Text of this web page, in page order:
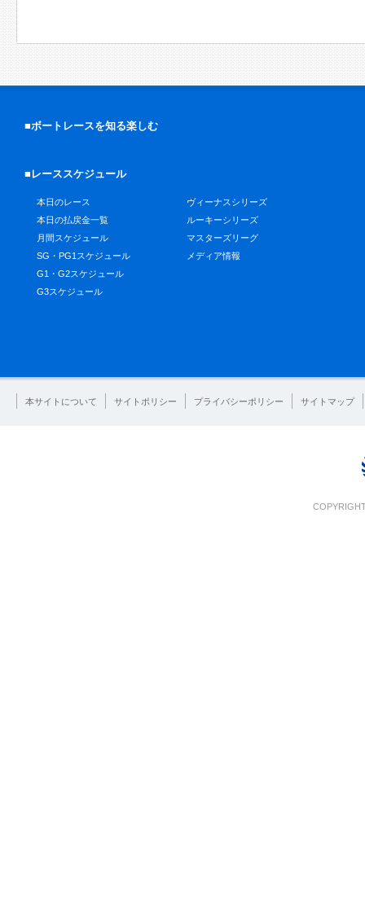
■ボートレースを知る楽しむ
■レーススケジュール
本日のレース
本日の払戻金一覧
月間スケジュール
SG・PG1スケジュール
G1・G2スケジュール
G3スケジュール
ヴィーナスシリーズ
ルーキーシリーズ
マスターズリーグ
メディア情報
本サイトについて サイトポリシー プライバシーポリシー サイトマップ